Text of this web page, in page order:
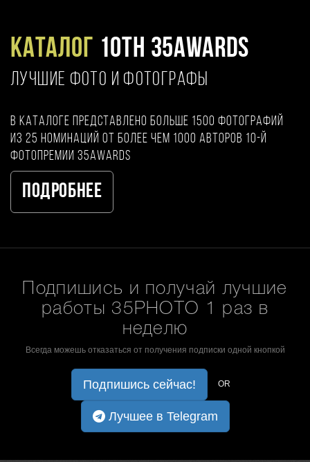
Каталог 10TH 35AWARDS
ЛУЧШИЕ ФОТО И ФОТОГРАФЫ
В каталоге представлено больше 1500 фотографий
из 25 номинаций от более чем 1000 авторов 10-й
фотопремии 35AWARDS
Подробнее
Подпишись и получай лучшие
работы 35PHOTO 1 раз в
неделю
Всегда можешь отказаться от получения подписки одной кнопкой
Подпишись сейчас! OR
Лучшее в Telegram